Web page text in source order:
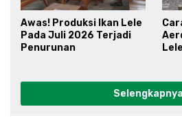
Awas! Produksi Ikan Lele
Pada Juli 2026 Terjadi
Penurunan
Lele
Selengkapnya